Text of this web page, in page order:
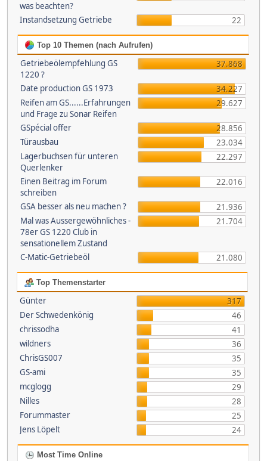
was beachten?
Instandsetzung Getriebe 22
Top 10 Themen (nach Aufrufen)
Getriebeölempfehlung GS
1220 ?
37.868
Date production GS 1973
34.227
Reifen am GS......Erfahrungen
und Frage zu Sonar Reifen
29.627
GSpécial offer
28.856
Türausbau
23.034
Lagerbuchsen für unteren
Querlenker
22.297
Einen Beitrag im Forum
schreiben
22.016
GSA besser als neu machen ?
21.936
Mal was Aussergewöhnliches -
78er GS 1220 Club in
sensationellem Zustand
21.704
C-Matic-Getriebeöl 21.080
Top Themenstarter
Günter
317
Der Schwedenkönig
46
chrissodha
41
wildners
36
ChrisGS007
35
GS-ami
35
mcglogg
29
Nilles
28
Forummaster
25
Jens Löpelt
24
Most Time Online